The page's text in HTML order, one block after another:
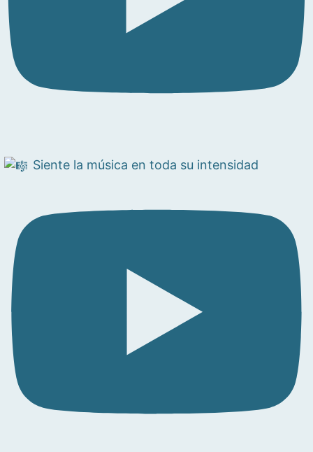
Siente la música en toda su intensidad